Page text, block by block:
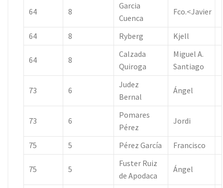
64 8
Garcia
Cuenca
Fco.<Javier
64 8 Ryberg Kjell
64 8
Calzada
Quiroga
Miguel A.
Santiago
73 6
Judez
Bernal
Ángel
73 6
Pomares
Pérez
Jordi
75 5 Pérez García Francisco
75 5
Fuster Ruiz
de Apodaca
Ángel